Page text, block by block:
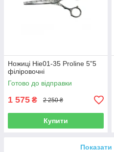
Ножиці Hie01-35 Proline 5"5
філіровочні
Готово до відправки
1 575 ₴ 2 250 ₴
Купити